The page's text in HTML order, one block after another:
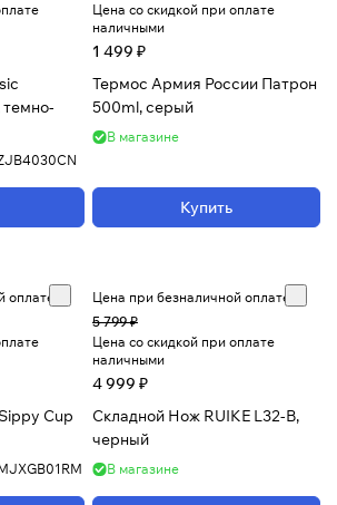
Цена со скидкой при оплате
наличными
1 499 ₽
Термос Армия России Патрон
500ml, серый
В магазине
Купить
оплате
Cup
Цена при безналичной оплате
5 799 ₽
Цена со скидкой при оплате
наличными
4 999 ₽
Складной Нож RUIKE L32-B,
черный
В магазине